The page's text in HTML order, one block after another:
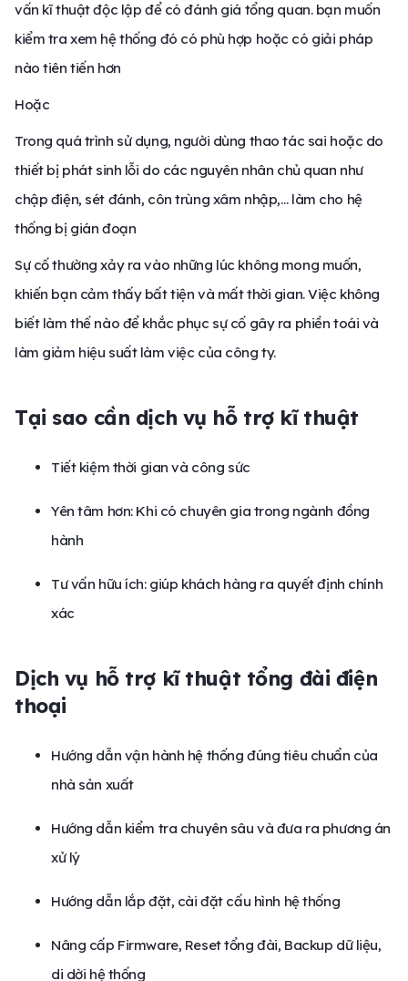
vấn kĩ thuật độc lập để có đánh giá tổng quan. bạn muốn
kiểm tra xem hệ thống đó có phù hợp hoặc có giải pháp
nào tiên tiến hơn
Hoặc
Trong quá trình sử dụng, người dùng thao tác sai hoặc do
thiết bị phát sinh lỗi do các nguyên nhân chủ quan như
chập điện, sét đánh, côn trùng xâm nhập,… làm cho hệ
thống bị gián đoạn
Sự cố thường xảy ra vào những lúc không mong muốn,
khiến bạn cảm thấy bất tiện và mất thời gian. Việc không
biết làm thế nào để khắc phục sự cố gây ra phiền toái và
làm giảm hiệu suất làm việc của công ty.
Tại sao cần dịch vụ hỗ trợ kĩ thuật
Tiết kiệm thời gian và công sức
Yên tâm hơn: Khi có chuyên gia trong ngành đồng
hành
Tư vấn hữu ích: giúp khách hàng ra quyết định chính
xác
Dịch vụ hỗ trợ kĩ thuật tổng đài điện
thoại
Hướng dẫn vận hành hệ thống đúng tiêu chuẩn của
nhà sản xuất
Hướng dẫn kiểm tra chuyên sâu và đưa ra phương án
xử lý
Hướng dẫn lắp đặt, cài đặt cấu hình hệ thống
Nâng cấp Firmware, Reset tổng đài, Backup dữ liệu,
di dời hệ thống